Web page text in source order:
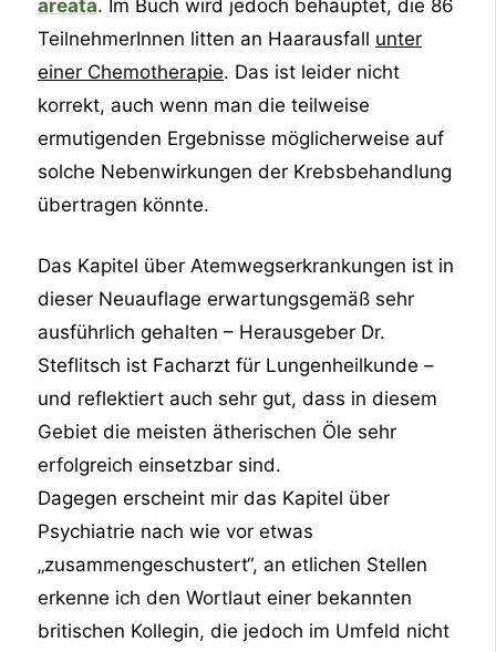
areata. Im Buch wird jedoch behauptet, die 86
TeilnehmerInnen litten an Haarausfall unter
einer Chemotherapie. Das ist leider nicht
korrekt, auch wenn man die teilweise
ermutigenden Ergebnisse möglicherweise auf
solche Nebenwirkungen der Krebsbehandlung
übertragen könnte.
Das Kapitel über Atemwegserkrankungen ist in
dieser Neuauflage erwartungsgemäß sehr
ausführlich gehalten – Herausgeber Dr.
Steflitsch ist Facharzt für Lungenheilkunde –
und reflektiert auch sehr gut, dass in diesem
Gebiet die meisten ätherischen Öle sehr
erfolgreich einsetzbar sind.
Dagegen erscheint mir das Kapitel über
Psychiatrie nach wie vor etwas
„zusammengeschustert“, an etlichen Stellen
erkenne ich den Wortlaut einer bekannten
britischen Kollegin, die jedoch im Umfeld nicht